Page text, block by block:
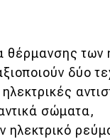
θέρμανσης των
δύο
σώματα,
ηλεκτρικό